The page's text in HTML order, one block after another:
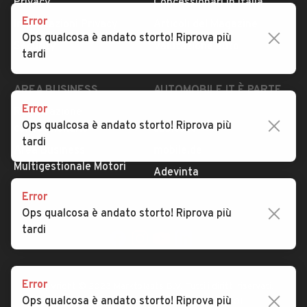
Privacy
Impostazioni Privacy
Security
Concessionari in Italia
Valutazione auto
AREA BUSINESS
Registrazione
concessionario
Multigestionale Motori
AUTOMOBILE.IT È PARTE
subito.it
Adevinta
SEGUICI
Copyright © 2023 Marktplaats B.V. Tutti i diritti riservati.
Marktplaats B.V. - P.IVA 803.603.307.B.01
Error
Ops qualcosa è andato storto! Riprova più
tardi
Error
Ops qualcosa è andato storto! Riprova più
tardi
Error
Ops qualcosa è andato storto! Riprova più
tardi
Error
Ops qualcosa è andato storto! Riprova più